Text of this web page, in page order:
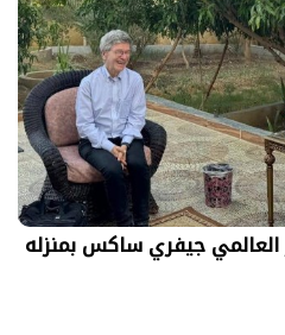
العالمي جيفري ساكس بمنزله